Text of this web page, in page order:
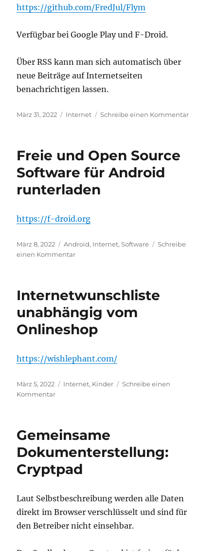
https://github.com/FredJul/Flym
Verfügbar bei Google Play und F-Droid.
Über RSS kann man sich automatisch über
neue Beiträge auf Internetseiten
benachrichtigen lassen.
Veröffentlicht
März 31, 2022 Kategorien
Internet Schreibe einen Kommentarzu
Freie und Open Source
Software für Android
runterladen
https://f-droid.org
Veröffentlicht
am
März 8, 2022 Kategorien
Android, Internet,Software
Schreibe
einen Kommentarzu
Source
Software
für
Android
runterladen
Internetwunschliste
unabhängig vom
Onlineshop
https://wishlephant.com/
Veröffentlicht
am
März 5, 2022 Kategorien
Internet, Kinder
Schreibe einen
Kommentarzu
Onlineshop
Gemeinsame
Dokumenterstellung:
Cryptpad
Laut Selbstbeschreibung werden alle Daten
direkt im Browser verschlüsselt und sind für
den Betreiber nicht einsehbar.